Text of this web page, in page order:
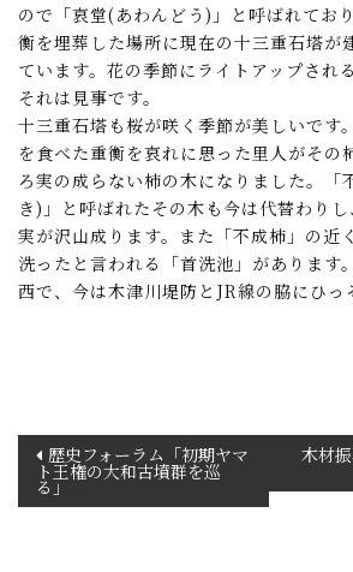
ので「哀堂(あわんどう)」と呼ばれてお
衡を埋葬した場所に現在の十三重石塔が
ています。花の季節にライトアップされ
それは見事です。
十三重石塔も桜が咲く季節が美しいです
を食べた重衡を哀れに思った里人がその
ろ実の成らない柿の木になりました。「
き)」と呼ばれたその木も今は代替わり
実が沢山成ります。また「不成柿」の近
洗ったと言われる「首洗池」があります
西で、今は木津川堤防とJR線の脇にひっ
ナ
歴史フォーラム「初期ヤマ
ト王権の大和古墳群を巡
る」
木材